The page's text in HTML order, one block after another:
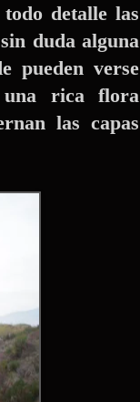
detalle las
duda alguna
pueden verse
una rica flora
las capas